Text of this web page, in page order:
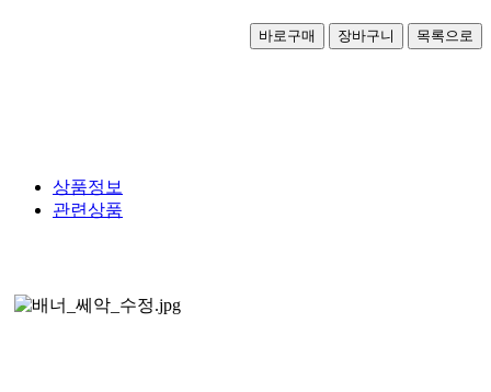
상품정보
관련상품